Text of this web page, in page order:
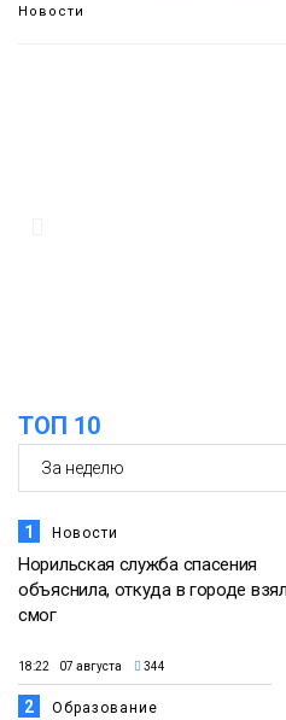
Новости
ТОП 10
1 Новости
Норильская служба спасения
объяснила, откуда в городе
смог
18:22 07 августа 344
2 Образование